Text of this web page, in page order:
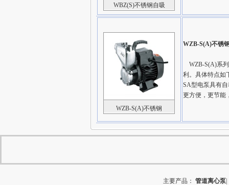
WBZ(S)不锈钢自吸
WZB-S(A)不锈钢
WZB-S(A)不锈
WZB-S(A)系
利。具体特点如
SA型电泵具有
更方便，更节能
主要产品： 管道离心泵